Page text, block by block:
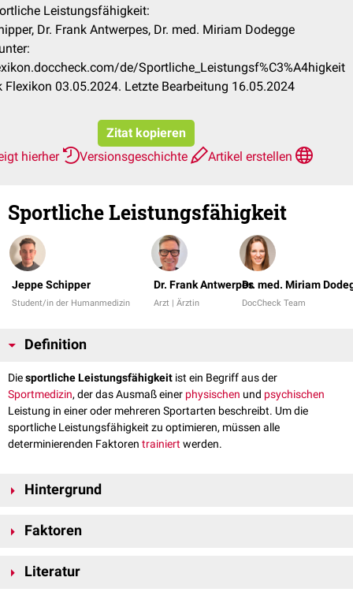
Leistungsfähigkeit:
Dr. Frank Antwerpes, Dr. med. Miriam Dodegge
de/Sportliche_Leistungsf%C3%A4higkeit
Flexikon 03.05.2024. Letzte Bearbeitung 16.05.2024
Zitat kopieren
hierher
Versionsgeschichte Artikel erstellen
Sportliche Leistungsfähigkeit
Jeppe Schipper
Student/in der Humanmedizin
Dr. Frank Antwerpes
Arzt | Ärztin
Dr. med. Miriam
DocCheck Team
Definition
Diesportliche Leistungsfähigkeit ist ein Begriff aus der
Sportmedizin, der das Ausmaß einer physischen und psychischen
Leistung in einer oder mehreren Sportarten beschreibt. Um die
sportliche Leistungsfähigkeit zu optimieren, müssen alle
determinierenden Faktoren trainiertwerden.
Hintergrund
Persönlichkeitdes Sportlers. Um im Wettkampf Bestleistungen zu
Motivation
haben. Zudem sind
(sowohl physisch
Faktoren
Faktoren bestimmt:
Literatur